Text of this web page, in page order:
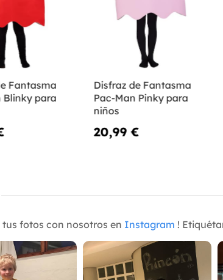
Fantasma
Blinky para
Disfraz de Fantasma
Pac-Man Pinky para
niños
20,99 €
tus fotos con nosotros en Instagram !